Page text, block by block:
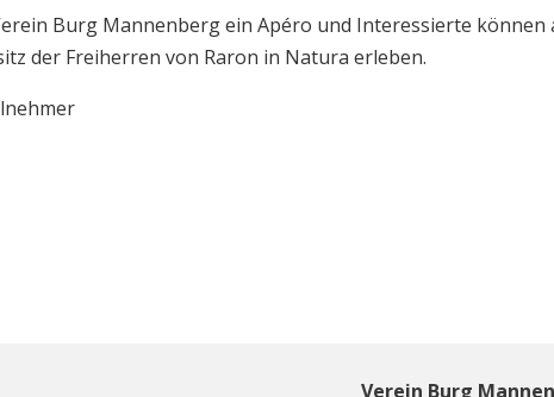
Burg Mannenberg ein Apéro und Interessierte können
der Freiherren von Raron in Natura erleben.
Verein Burg